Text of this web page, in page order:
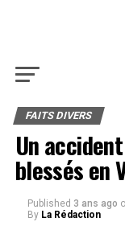
FAITS DIVERS
Un
blessés en
Published 3 ans ago
By La Rédaction